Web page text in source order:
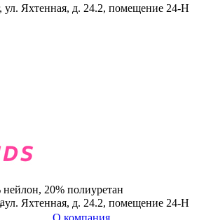
ул. Яхтенная, д. 24.2, помещение 24-Н
ул. Яхтенная, д. 24.2, помещение 24-Н
О компания
нейлон, 20% полиуретан